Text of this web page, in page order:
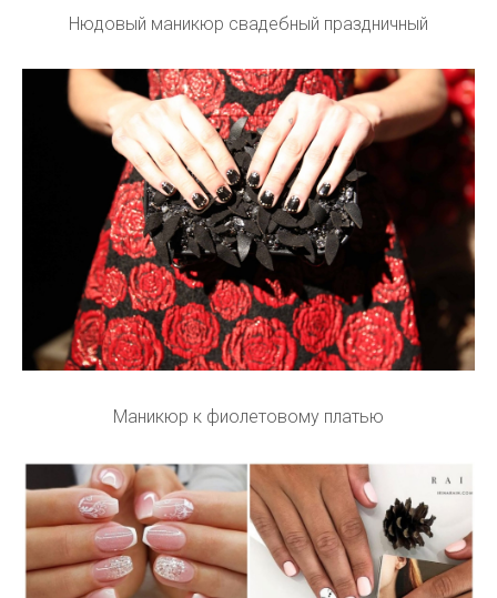
Нюдовый маникюр свадебный праздничный
Маникюр к фиолетовому платью